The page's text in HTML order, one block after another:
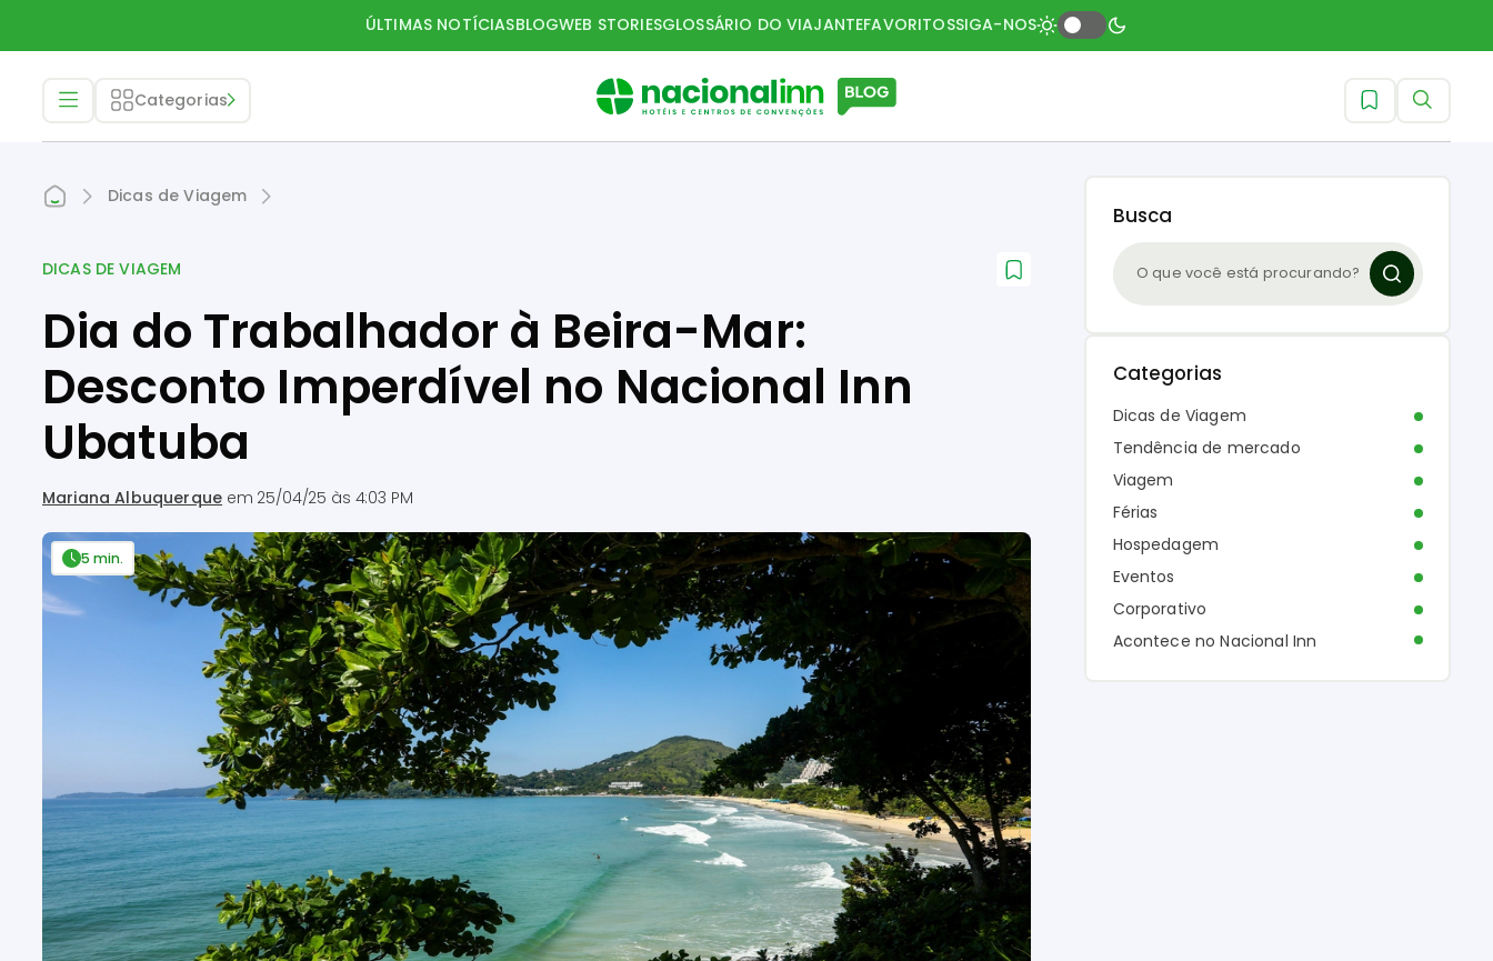
ÚLTIMAS NOTÍCIASBLOGWEB STORIESGLOSSÁRIO DO VIAJANTEFAVORITOSSIGA-NOS
Categorias
Dicas de Viagem
DICAS DE VIAGEM
Dia do Trabalhador à Beira-Mar:
Desconto Imperdível no Nacional Inn
Ubatuba
Mariana Albuquerque em 25/04/25 às 4:03 PM
5 min.
Busca
Categorias
Dicas de Viagem
Tendência de mercado
Viagem
Férias
Hospedagem
Eventos
Corporativo
Acontece no Nacional Inn